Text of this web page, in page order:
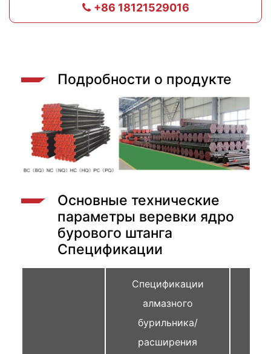
+86 18121529016
Подробности о продукте
Основные технические
параметры веревки ядро
бурового штанга
Спецификации
Спецификации
алмазного
бурильника/
расширения